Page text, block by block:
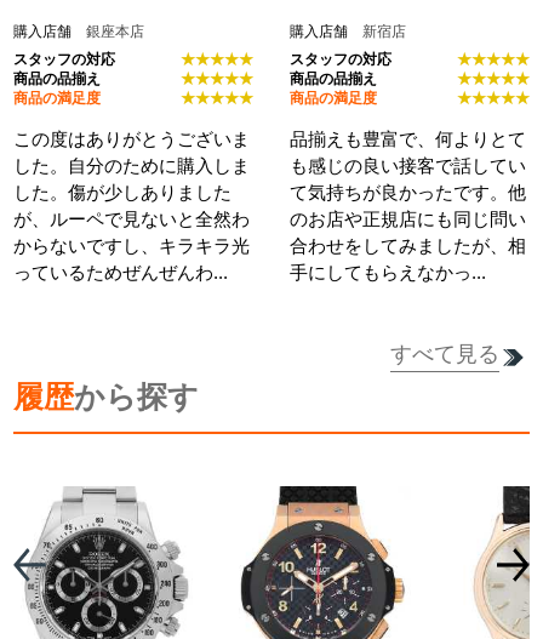
購入店舗銀座本店
スタッフの対応
★★★★★
商品の品揃え
★★★★★
商品の満足度
★★★★★
この度はありがとうございま
した。自分のために購入しま
した。傷が少しありました
が、ルーペで見ないと全然わ
からないですし、キラキラ光
っているためぜんぜんわ...
詳細を見る
購入店舗 新宿店
スタッフの対応
★★★★★
商品の品揃え
★★★★★
商品の満足度
★★★★★
品揃えも豊富で、何よりとて
も感じの良い接客で話してい
て気持ちが良かったです。他
のお店や正規店にも同じ問い
合わせをしてみましたが、相
手にしてもらえなかっ...
すべて見る
履歴から探す